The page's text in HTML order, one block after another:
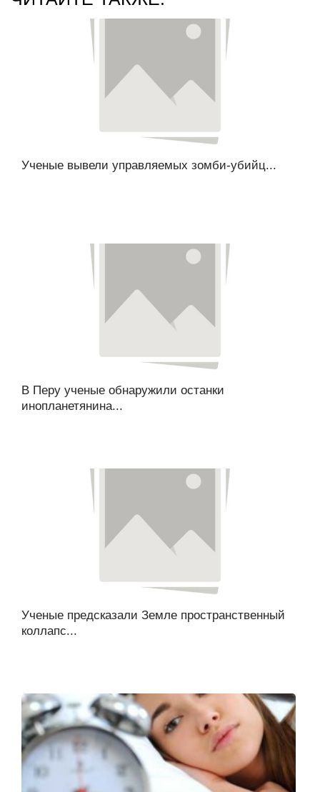
Ученые вывели управляемых зомби-убийц...
В Перу ученые обнаружили останки
инопланетянина...
Ученые предсказали Земле пространственный
коллапс...